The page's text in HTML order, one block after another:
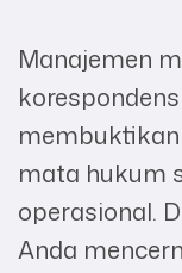
Manajemen
mata hukum
operasional.
Anda